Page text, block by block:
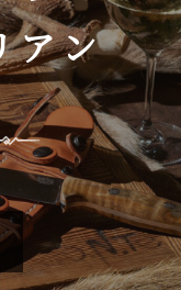
アン